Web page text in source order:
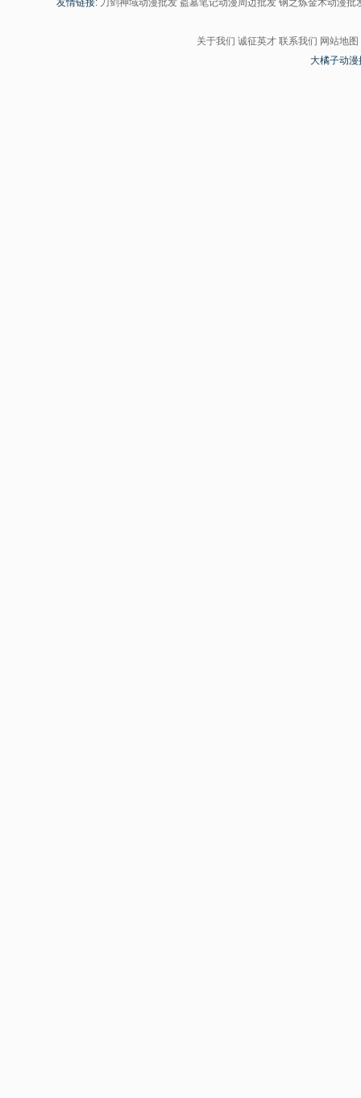
友情链接: 刀剑神域动漫批发 盗墓笔记动漫周边批发 钢之炼金术动漫批
关于我们 诚征英才 联系我们 网站地图
大橘子动